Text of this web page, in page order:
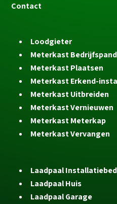
Contact
Loodgieter
Meterkast Bedrijfspand
Meterkast Plaatsen
Meterkast Erkend-
Meterkast Uitbreiden
Meterkast Vernieuwen
Meterkast Meterkap
Meterkast Vervangen
Laadpaal
Laadpaal Huis
Laadpaal Garage